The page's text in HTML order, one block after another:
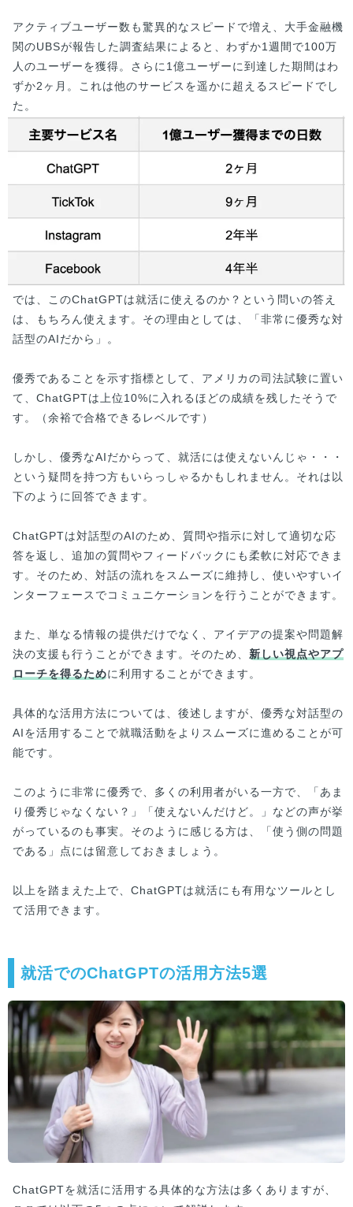
アクティブユーザー数も驚異的なスピードで増え、大手金融機
関のUBSが報告した調査結果によると、わずか1週間で100万
人のユーザーを獲得。さらに1億ユーザーに到達した期間はわ
ずか2ヶ月。これは他のサービスを遥かに超えるスピードでし
た。
では、このChatGPTは就活に使えるのか？という問いの答え
は、もちろん使えます。その理由としては、「非常に優秀な対
話型のAIだから」。
優秀であることを示す指標として、アメリカの司法試験に置い
て、ChatGPTは上位10%に入れるほどの成績を残したそうで
す。（余裕で合格できるレベルです）
しかし、優秀なAIだからって、就活には使えないんじゃ・・・
という疑問を持つ方もいらっしゃるかもしれません。それは以
下のように回答できます。
ChatGPTは対話型のAIのため、質問や指示に対して適切な応
答を返し、追加の質問やフィードバックにも柔軟に対応できま
す。そのため、対話の流れをスムーズに維持し、使いやすいイ
ンターフェースでコミュニケーションを行うことができます。
また、単なる情報の提供だけでなく、アイデアの提案や問題解
決の支援も行うことができます。そのため、 新しい視点やアプ
ローチを得るために利用することができます。
具体的な活用方法については、後述しますが、優秀な対話型の
AIを活用することで就職活動をよりスムーズに進めることが可
能です。
このように非常に優秀で、多くの利用者がいる一方で、「あま
り優秀じゃなくない？」「使えないんだけど。」などの声が挙
がっているのも事実。そのように感じる方は、「使う側の問題
である」点には留意しておきましょう。
以上を踏まえた上で、ChatGPTは就活にも有用なツールとし
て活用できます。
就活でのChatGPTの活用方法5選
ChatGPTを就活に活用する具体的な方法は多くありますが、